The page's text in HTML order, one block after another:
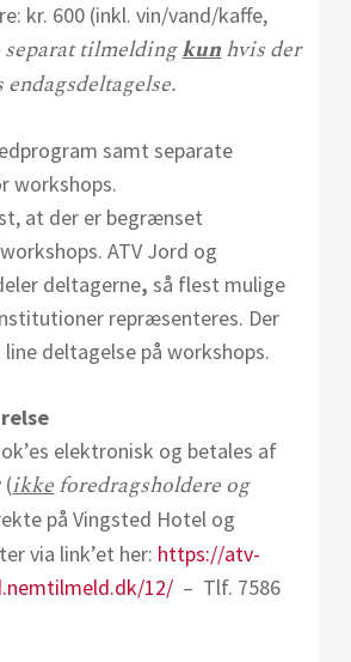
kr. 600 (inkl. vin/vand/kaffe,
separat tilmeldingkunhvis der
samt separate
workshops.
at der er begrænset
ATV Jord og
deltagerne,så flest mulige
repræsenteres. Der
deltagelse på workshops.
elektronisk og betales af
(ikkeforedragsholdere og
på Vingsted Hotel og
via link’et her: https://atv-
12/ – Tlf. 7586